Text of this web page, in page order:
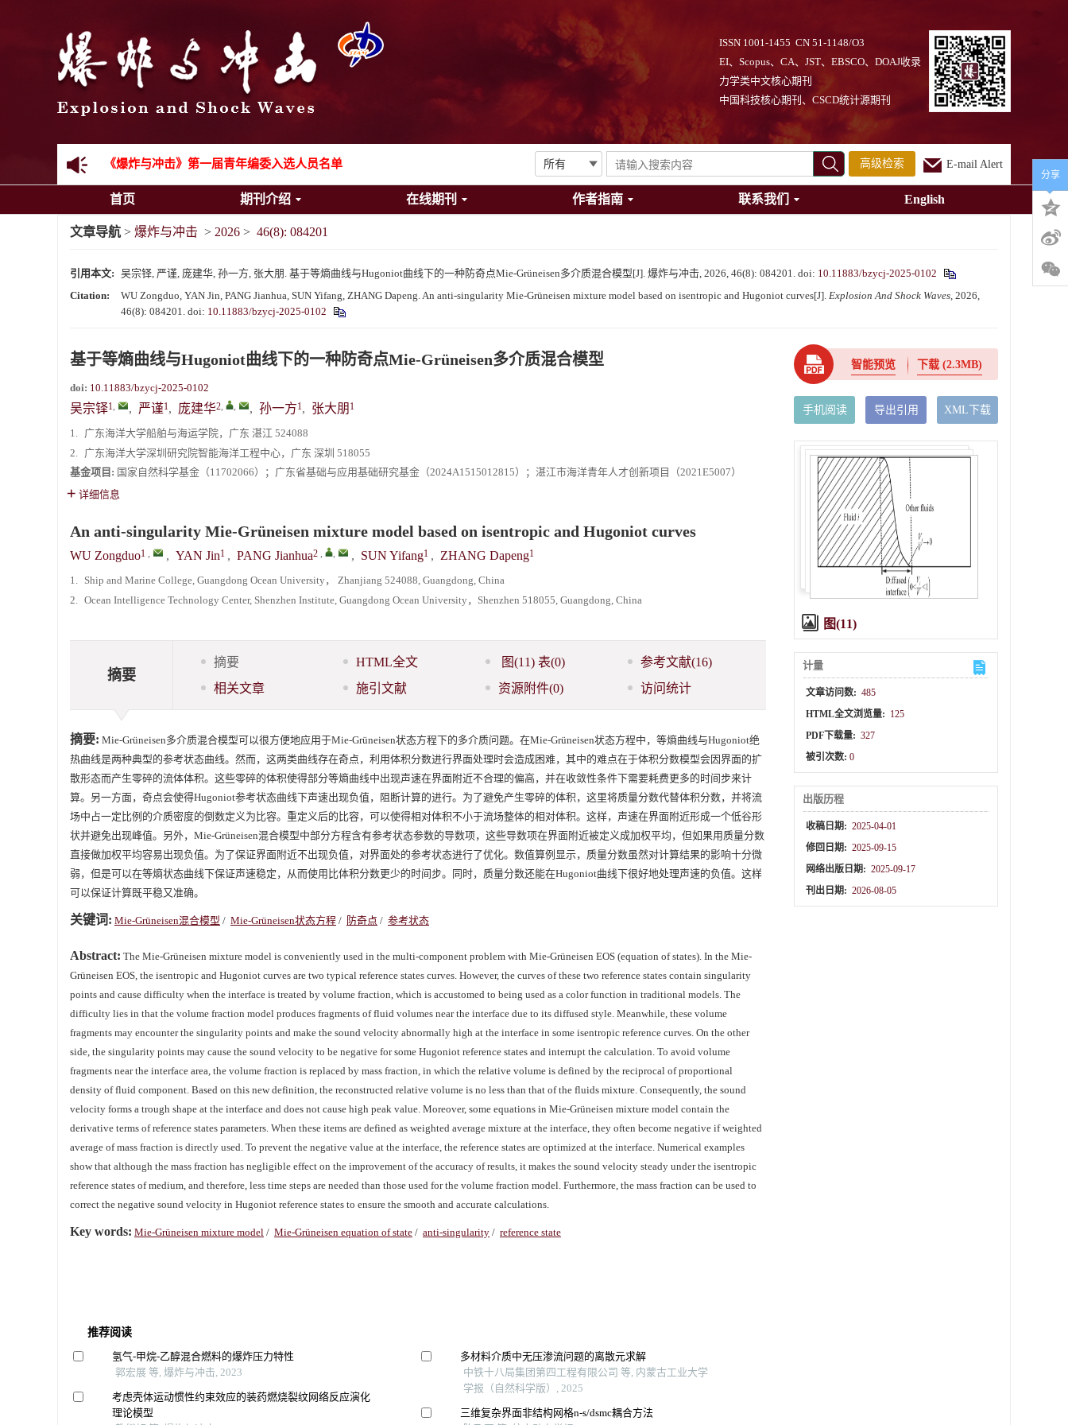
ISSN 1001-1455 CN 51-1148/O3
EI、Scopus、CA、JST、EBSCO、DOAJ收录
力学类中文核心期刊
中国科技核心期刊、CSCD统计源期刊
先进载运装备机械冲击失效与防护专题征稿启事
金属材料动态多尺度断裂专题征稿启事
《爆炸与冲击》第一届青年编委入选人员名单
《爆炸与冲击》向2024年度审稿专家致谢
高级检索 E-mail Alert
首页 期刊介绍 在线期刊 作者指南 联系我们 English
文章导航 > 爆炸与冲击 > 2026 > 46(8): 084201
引用本文: 吴宗铎, 严谨, 庞建华, 孙一方, 张大朋. 基于等熵曲线与Hugoniot曲线下的一种防奇点Mie-Grüneisen多介质混合模型[J]. 爆炸与冲击, 2026, 46(8): 084201. doi: 10.11883/bzycj-2025-0102
Citation:
WU Zongduo, YAN Jin, PANG Jianhua, SUN Yifang, ZHANG Dapeng. An anti-singularity Mie-Grüneisen mixture model based on isentropic and Hugoniot curves[J]. Explosion And Shock Waves, 2026,
46(8): 084201. doi: 10.11883/bzycj-2025-0102
基于等熵曲线与Hugoniot曲线下的一种防奇点Mie-Grüneisen多介质混合模型
doi: 10.11883/bzycj-2025-0102
吴宗铎1, , 严谨1, 庞建华2, , , 孙一方1, 张大朋 1
1. 广东海洋大学船舶与海运学院，广东 湛江 524088
2. 广东海洋大学深圳研究院智能海洋工程中心，广东 深圳 518055
基金项目: 国家自然科学基金（11702066）；广东省基础与应用基础研究基金（2024A1515012815）；湛江市海洋青年人才创新项目（2021E5007）
详细信息
An anti-singularity Mie-Grüneisen mixture model based on isentropic and Hugoniot curves
WU Zongduo1 , , YAN Jin1 , PANG Jianhua2 , , , SUN Yifang1 , ZHANG Dapeng1
1. Ship and Marine College, Guangdong Ocean University， Zhanjiang 524088, Guangdong, China
2. Ocean Intelligence Technology Center, Shenzhen Institute, Guangdong Ocean University，Shenzhen 518055, Guangdong, China
摘要
摘要 HTML全文 图(11) 表(0) 参考文献(16)
相关文章
施引文献 资源附件(0) 访问统计
摘要: Mie-Grüneisen多介质混合模型可以很方便地应用于Mie-Grüneisen状态方程下的多介质问题。在Mie-Grüneisen状态方程中，等熵曲线与Hugoniot绝
热曲线是两种典型的参考状态曲线。然而，这两类曲线存在奇点，利用体积分数进行界面处理时会造成困难，其中的难点在于体积分数模型会因界面的扩
散形态而产生零碎的流体体积。这些零碎的体积使得部分等熵曲线中出现声速在界面附近不合理的偏高，并在收敛性条件下需要耗费更多的时间步来计
算。另一方面，奇点会使得Hugoniot参考状态曲线下声速出现负值，阻断计算的进行。为了避免产生零碎的体积，这里将质量分数代替体积分数，并将流
场中占一定比例的介质密度的倒数定义为比容。重定义后的比容，可以使得相对体积不小于流场整体的相对体积。这样，声速在界面附近形成一个低谷形
状并避免出现峰值。另外，Mie-Grüneisen混合模型中部分方程含有参考状态参数的导数项，这些导数项在界面附近被定义成加权平均，但如果用质量分数
直接做加权平均容易出现负值。为了保证界面附近不出现负值，对界面处的参考状态进行了优化。数值算例显示，质量分数虽然对计算结果的影响十分微
弱，但是可以在等熵状态曲线下保证声速稳定，从而使用比体积分数更少的时间步。同时，质量分数还能在Hugoniot曲线下很好地处理声速的负值。这样
可以保证计算既平稳又准确。
关键词: Mie-Grüneisen混合模型 / Mie-Grüneisen状态方程 / 防奇点 / 参考状态
Abstract: The Mie-Grüneisen mixture model is conveniently used in the multi-component problem with Mie-Grüneisen EOS (equation of states). In the Mie-
Grüneisen EOS, the isentropic and Hugoniot curves are two typical reference states curves. However, the curves of these two reference states contain singularity
points and cause difficulty when the interface is treated by volume fraction, which is accustomed to being used as a color function in traditional models. The
difficulty lies in that the volume fraction model produces fragments of fluid volumes near the interface due to its diffused style. Meanwhile, these volume
fragments may encounter the singularity points and make the sound velocity abnormally high at the interface in some isentropic reference curves. On the other
side, the singularity points may cause the sound velocity to be negative for some Hugoniot reference states and interrupt the calculation. To avoid volume
fragments near the interface area, the volume fraction is replaced by mass fraction, in which the relative volume is defined by the reciprocal of proportional
density of fluid component. Based on this new definition, the reconstructed relative volume is no less than that of the fluids mixture. Consequently, the sound
velocity forms a trough shape at the interface and does not cause high peak value. Moreover, some equations in Mie-Grüneisen mixture model contain the
derivative terms of reference states parameters. When these items are defined as weighted average mixture at the interface, they often become negative if weighted
average of mass fraction is directly used. To prevent the negative value at the interface, the reference states are optimized at the interface. Numerical examples
show that although the mass fraction has negligible effect on the improvement of the accuracy of results, it makes the sound velocity steady under the isentropic
reference states of medium, and therefore, less time steps are needed than those used for the volume fraction model. Furthermore, the mass fraction can be used to
correct the negative sound velocity in Hugoniot reference states to ensure the smooth and accurate calculations.
Key words: Mie-Grüneisen mixture model / Mie-Grüneisen equation of state / anti-singularity / reference state
推荐阅读
氢气-甲烷-乙醇混合燃料的爆炸压力特性
郭宏展 等, 爆炸与冲击, 2023
考虑壳体运动惯性约束效应的装药燃烧裂纹网络反应演化
理论模型
多材料介质中无压渗流问题的离散元求解
中铁十八局集团第四工程有限公司 等, 内蒙古工业大学
学报（自然科学版）, 2025
三维复杂界面非结构网格n-s/dsmc耦合方法
智能预览 下载(2.3MB)
手机阅读 导出引用 XML下载
图(11)
计量
文章访问数: 485
HTML全文浏览量: 125
PDF下载量: 327
被引次数:0
出版历程
收稿日期: 2025-04-01
修回日期: 2025-09-15
网络出版日期: 2025-09-17
刊出日期: 2026-08-05
分享